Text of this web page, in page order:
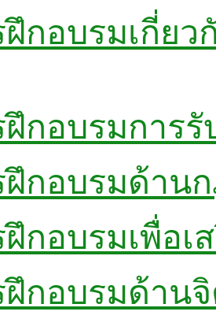
กอบรมเกี่ย
กอบรมการ
ฝึกอบรมด้าน
กอบรมเพื่อ
กอบรมด้าน